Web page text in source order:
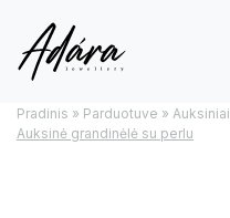
Pradinis » Parduotuve » Auksiniai
Auksinė grandinėlė su perlu